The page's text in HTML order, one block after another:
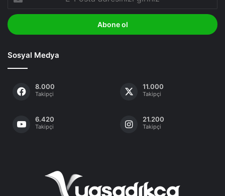
Posta
adresinizi
giriniz
Sosyal Medya
8.000
Takipçi
11.000
Takipçi
6.420
Takipçi
21.200
Takipçi